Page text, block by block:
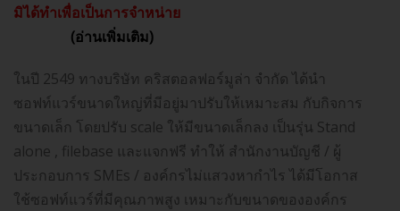
มิได้ทำเพื่อเป็นการจำหน่าย
(อ่านเพิ่มเติม)
ในปี 2549 ทางบริษัท คริสตอลฟอร์มูล่า จำกัด ได้นำ
ซอฟท์แวร์ขนาดใหญ่ที่มีอยู่มาปรับให้เหมาะสม กับกิจการ
ขนาดเล็ก โดยปรับ scale ให้มีขนาดเล็กลง เป็นรุ่น Stand
alone , filebase และแจกฟรี ทำให้ สำนักงานบัญชี / ผู้
ประกอบการ SMEs / องค์กรไม่แสวงหากำไร ได้มีโอกาส
ใช้ซอฟท์แวร์ที่มีคุณภาพสูง เหมาะกับขนาดขององค์กร